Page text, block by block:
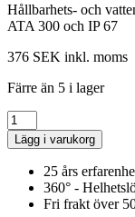
Hållbarhets- och
ATA 300 och IP 67
376 SEK inkl. moms
Färre än 5 i lager
Lägg i varukorg
25 års
360° -
Fri frakt över